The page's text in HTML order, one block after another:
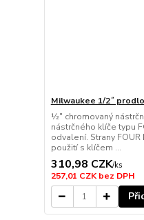
Milwaukee 1/2˝
½″ chromovaný
nástrčného klíče typu
odvalení. Strany
použití s klíčem ...
310,98 CZK/ks
257,01 CZKbez DPH